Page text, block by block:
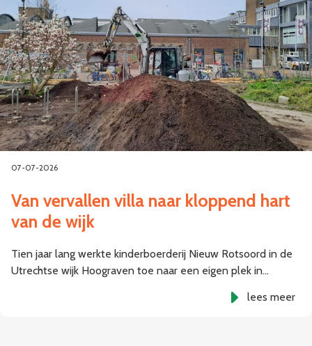
07-07-2026
Van vervallen villa naar kloppend hart
van de wijk
Tien jaar lang werkte kinderboerderij Nieuw Rotsoord in de
Utrechtse wijk Hoograven toe naar een eigen plek in…
lees meer